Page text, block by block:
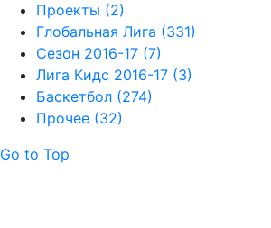
Проекты (2)
Глобальная Лига (331)
Сезон 2016-17 (7)
Лига Кидс 2016-17 (3)
Баскетбол (274)
Прочее (32)
Go to Top